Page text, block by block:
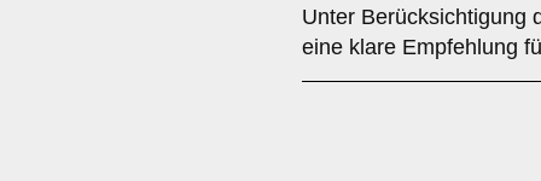
Unter Berücksichtigung
eine klare Empfehlung